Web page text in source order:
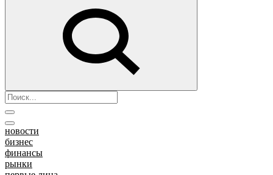
новости
бизнес
финансы
рынки